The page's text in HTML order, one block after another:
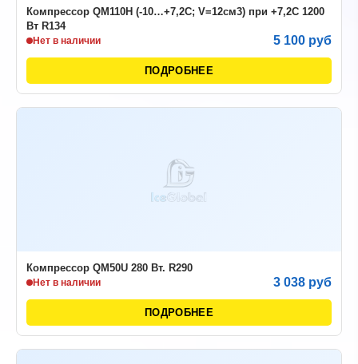
Компрессор QM110H (-10…+7,2С; V=12см3) при +7,2С 1200
Вт R134
Нет в наличии 5 100 руб
ПОДРОБНЕЕ
Компрессор QM50U 280 Вт. R290
Нет в наличии 3 038 руб
ПОДРОБНЕЕ